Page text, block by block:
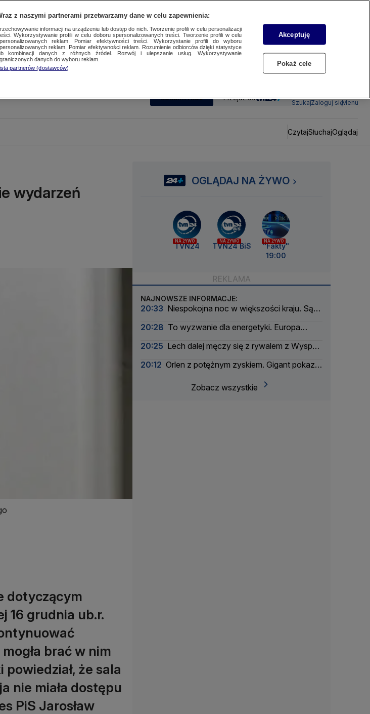
SUBSKRYBUJ Przejdź do
SzukajZaloguj sięMenu
CzytajSłuchajOglądaj
wydarzeń
dotyczącym
16 grudnia ub.r.
brać w nim
powiedział, że sala
nie miała dostępu
PiS Jarosław
OGLĄDAJ NA ŻYWO
NA ŻYWO
TVN24
NA ŻYWO
TVN24 BiS
NA ŻYWO
"Fakty"
19:00
NAJNOWSZE INFORMACJE:
20:33 Niespokojna noc w większości kraju. Są
20:28 To wyzwanie dla energetyki. Europa
20:25 Lech dalej męczy się z rywalem z Wysp
20:12 Orlen z potężnym zyskiem. Gigant pokazał
Zobacz wszystkie
z naszymi partnerami przetwarzamy dane w celu zapewnienia:
informacji na urządzeniu lub dostęp do nich. Tworzenie profili w celu personalizacji
Wykorzystywanie profili w celu doboru spersonalizowanych treści. Tworzenie profili w celu
reklam. Pomiar efektywności treści. Wykorzystanie profili do wyboru
reklam. Pomiar efektywności reklam. Rozumienie odbiorców dzięki statystyce
kombinacji danych z różnych źródeł. Rozwój i ulepszanie usług. Wykorzystywanie
danych do wyboru reklam.
partnerów (dostawców)
Akceptuję
Pokaż cele